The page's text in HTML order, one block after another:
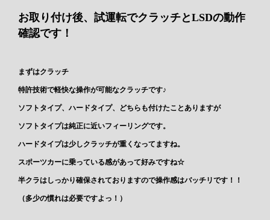
お取り付け後、試運転でクラッチとLSDの動作
確認です！
まずはクラッチ
特許技術で軽快な操作が可能なクラッチです♪
ソフトタイプ、ハードタイプ、どちらも付けたことありますが
ソフトタイプは純正に近いフィーリングです。
ハードタイプは少しクラッチが重くなってますね。
スポーツカーに乗っている感があって好みですね☆
半クラはしっかり確保されておりますので操作感はバッチリです！！
（多少の慣れは必要ですよっ！）